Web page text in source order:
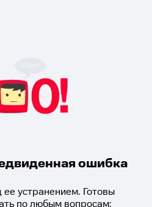
ошибка
устранением. Готовы
по любым вопросам: